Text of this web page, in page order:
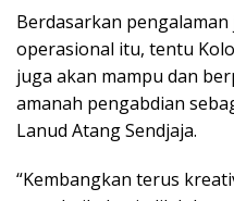
Berdasarkan
operasional itu, tentu
juga akan mampu dan
amanah pengabdian
Lanud Atang Sendjaja.
“Kembangkan terus